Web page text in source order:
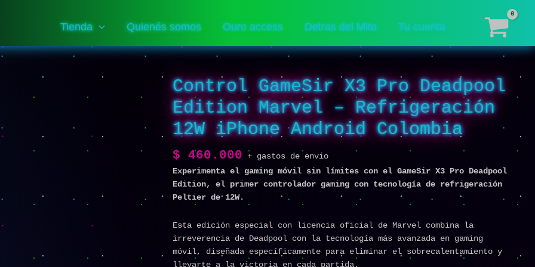
Tienda Quienés somos Ouro access Detras del Mito Tu cuenta
Control GameSir X3 Pro Deadpool
Edition Marvel – Refrigeración
12W iPhone Android Colombia
$ 460.000 + gastos de envio
Experimenta el gaming móvil sin límites con el GameSir X3 Pro Deadpool
Edition, el primer controlador gaming con tecnología de refrigeración
Peltier de 12W.
Esta edición especial con licencia oficial de Marvel combina la
irreverencia de Deadpool con la tecnología más avanzada en gaming
móvil, diseñada específicamente para eliminar el sobrecalentamiento y
llevarte a la victoria en cada partida.